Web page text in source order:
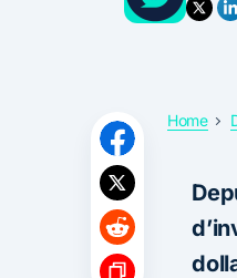
Home